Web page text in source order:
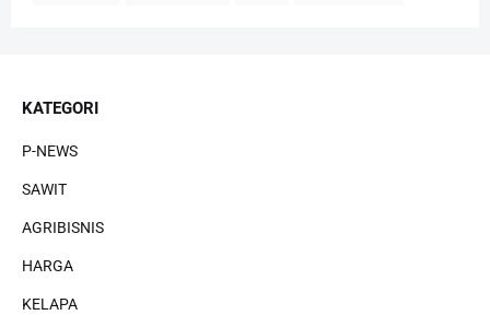
KATEGORI
P-NEWS
SAWIT
AGRIBISNIS
HARGA
KELAPA